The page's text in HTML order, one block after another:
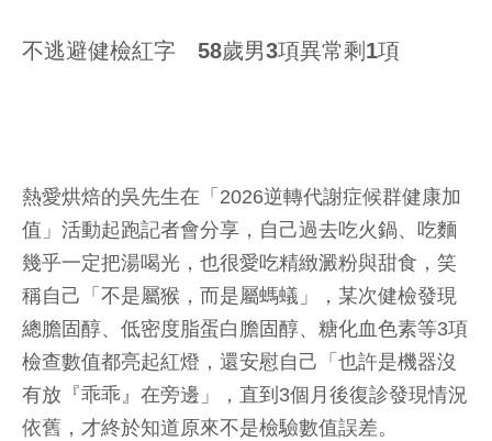
不逃避健檢紅字 58歲男3項異常剩1項
熱愛烘焙的吳先生在「2026逆轉代謝症候群健康加
值」活動起跑記者會分享，自己過去吃火鍋、吃麵
幾乎一定把湯喝光，也很愛吃精緻澱粉與甜食，笑
稱自己「不是屬猴，而是屬螞蟻」，某次健檢發現
總膽固醇、低密度脂蛋白膽固醇、糖化血色素等3項
檢查數值都亮起紅燈，還安慰自己「也許是機器沒
有放『乖乖』在旁邊」，直到3個月後復診發現情況
依舊，才終於知道原來不是檢驗數值誤差。